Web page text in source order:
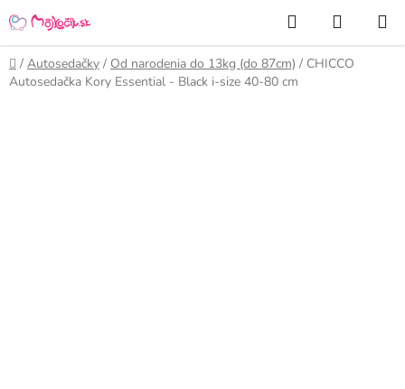
na
obsah
Hľadať
KOŠÍK
Domov
/ Autosedačky / Od narodenia do 13kg (do 87cm) / CHICCO
Autosedačka Kory Essential - Black i-size 40-80 cm